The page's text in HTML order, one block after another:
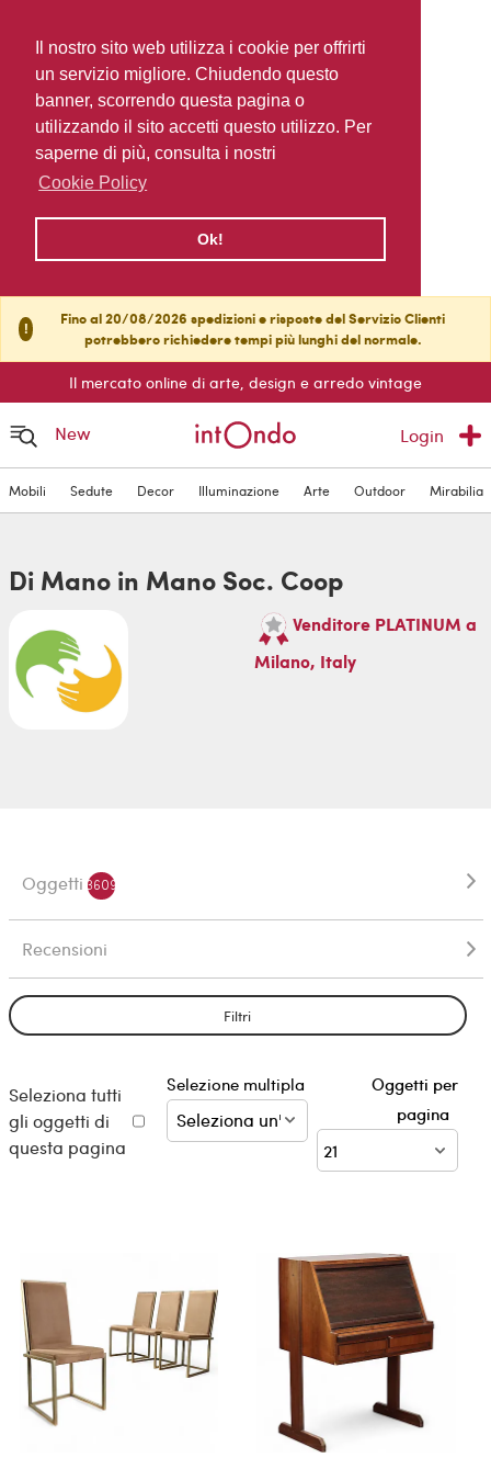
Il nostro sito web utilizza i cookie per offrirti
un servizio migliore. Chiudendo questo
banner, scorrendo questa pagina o
utilizzando il sito accetti questo utilizzo. Per
saperne di più, consulta i nostri
Cookie Policy
Ok!
!
Fino al 20/08/2026 spedizioni e risposte del Servizio Clienti
potrebbero richiedere tempi più lunghi del normale.
Il mercato online di arte, design e arredo vintage
New Login
Mobili Sedute Decor Illuminazione Arte Outdoor Mirabilia
Di Mano in Mano Soc. Coop
Venditore PLATINUM a
Milano, Italy
Oggetti 3609
Recensioni
Filtri
Seleziona tutti
gli oggetti di
questa pagina
Selezione multipla
Oggetti per
pagina